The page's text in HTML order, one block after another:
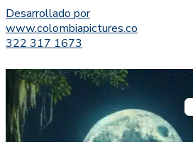
Desarrollado por
www.colombiapictures.co
322 317 1673